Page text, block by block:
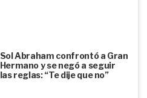
Sol Abraham confrontó a Gran
Hermano y se negó a seguir
las reglas: “Te dije que no”